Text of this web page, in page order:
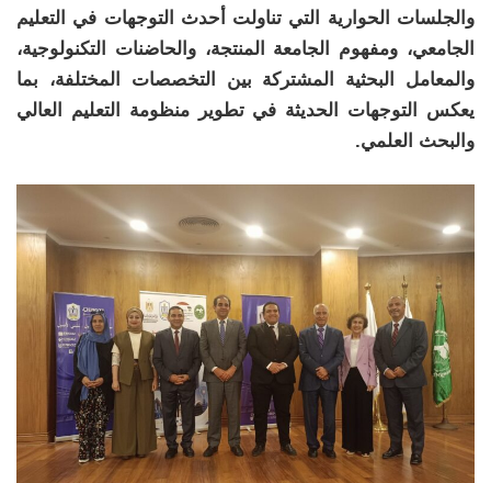
والجلسات الحوارية التي تناولت أحدث التوجهات في التعليم
الجامعي، ومفهوم الجامعة المنتجة، والحاضنات التكنولوجية،
والمعامل البحثية المشتركة بين التخصصات المختلفة، بما
يعكس التوجهات الحديثة في تطوير منظومة التعليم العالي
والبحث العلمي.